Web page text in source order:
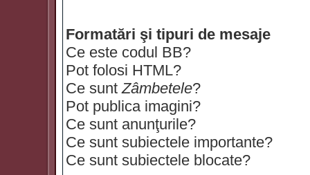
Formatări şi tipuri de mesaje
Ce este codul BB?
Pot folosi HTML?
Ce suntZâmbetele?
Pot publica imagini?
Ce sunt anunţurile?
Ce sunt subiectele importante?
Ce sunt subiectele blocate?